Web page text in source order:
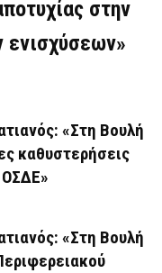
στην
ενισχύσεων»
«Στη Βουλή
καθυστερήσεις
ΟΣΔΕ»
«Στη Βουλή